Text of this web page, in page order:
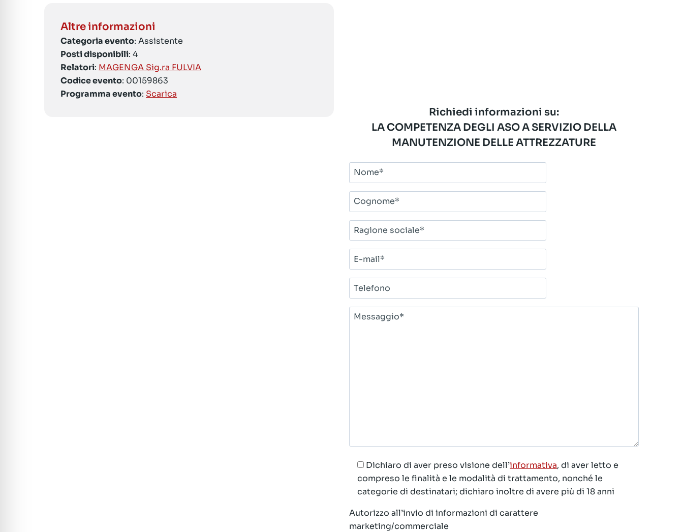
Altre informazioni
Categoria evento: Assistente
Posti disponibili: 4
Relatori: MAGENGA Sig.ra FULVIA
Codice evento: 00159863
Programma evento: Scarica
Richiedi informazioni su:
LA COMPETENZA DEGLI ASO A SERVIZIO DELLA
MANUTENZIONE DELLE ATTREZZATURE
Nome*
Cognome*
Ragione
sociale*
E-
mail*
Telefono
Messaggio*
Dichiaro di aver preso visione dell’informativa, di aver letto e
compreso le finalità e le modalità di trattamento, nonché le
categorie di destinatari; dichiaro inoltre di avere più di 18 anni
Autorizzo all’invio di informazioni di carattere
marketing/commerciale